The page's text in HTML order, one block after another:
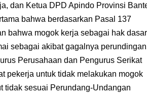
dan Ketua DPD Apindo Provinsi
bahwa berdasarkan Pasal 137
bahwa mogok kerja sebagai hak dasar
sebagai akibat gagalnya
Perusahaan dan Pengurus Serikat
pekerja untuk tidak melakukan mogok
tidak sesuai Perundang-Undangan